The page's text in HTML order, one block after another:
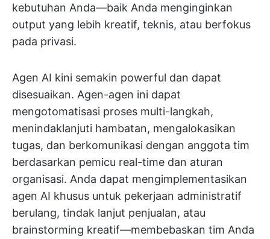
kebutuhan Anda—baik Anda menginginkan
output yang lebih kreatif, teknis, atau berfokus
pada privasi.
Agen AI kini semakin powerful dan dapat
disesuaikan. Agen-agen ini dapat
mengotomatisasi proses multi-langkah,
menindaklanjuti hambatan, mengalokasikan
tugas, dan berkomunikasi dengan anggota tim
berdasarkan pemicu real-time dan aturan
organisasi. Anda dapat mengimplementasikan
agen AI khusus untuk pekerjaan administratif
berulang, tindak lanjut penjualan, atau
brainstorming kreatif—membebaskan tim Anda